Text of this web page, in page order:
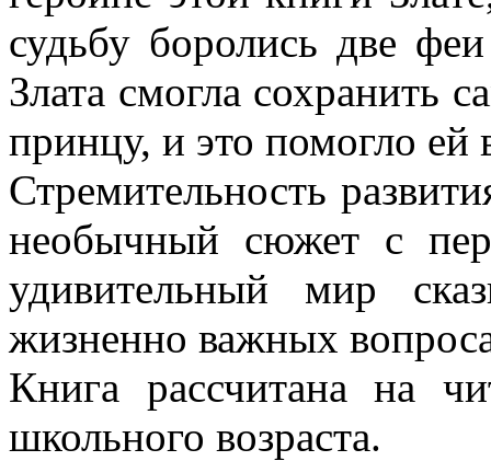
судьбу боролись две
Злата смогла сохранить
принцу, и это помогло ей
Стремительность
необычный сюжет с
удивительный мир
жизненно важных
Книга рассчитана на
школьного возраста.